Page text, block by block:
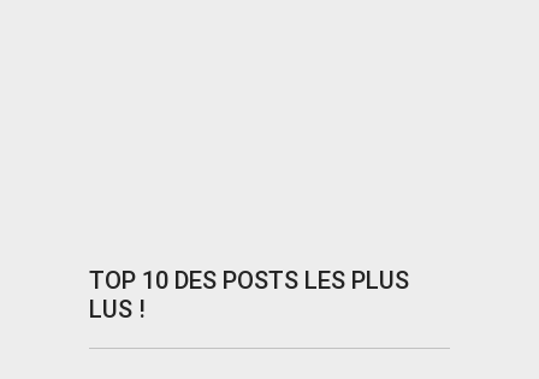
TOP 10 DES POSTS LES PLUS
LUS !